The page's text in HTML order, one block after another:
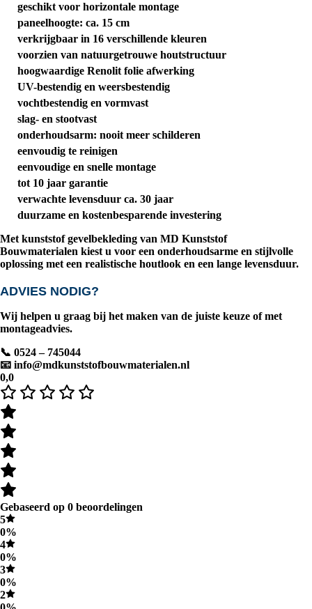
geschikt voor horizontale montage
paneelhoogte: ca. 15 cm
verkrijgbaar in 16 verschillende kleuren
voorzien van natuurgetrouwe houtstructuur
hoogwaardige Renolit folie afwerking
UV-bestendig en weersbestendig
vochtbestendig en vormvast
slag- en stootvast
onderhoudsarm: nooit meer schilderen
eenvoudig te reinigen
eenvoudige en snelle montage
tot 10 jaar garantie
verwachte levensduur ca. 30 jaar
duurzame en kostenbesparende investering
Met kunststof gevelbekleding van MD Kunststof
Bouwmaterialen kiest u voor een onderhoudsarme en stijlvolle
oplossing met een realistische houtlook en een lange levensduur.
ADVIES NODIG?
Wij helpen u graag bij het maken van de juiste keuze of met
montageadvies.
📞 0524 – 745044
📧 info@mdkunststofbouwmaterialen.nl
0,0
Gebaseerd op 0 beoordelingen
5
0%
4
0%
3
0%
2